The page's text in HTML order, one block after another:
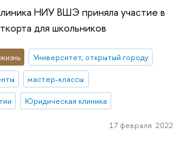
НИУ ВШЭ приняла участие в
для школьников
Университет, открытый городу
мастер-классы
Юридическая клиника
17 февраля 2022